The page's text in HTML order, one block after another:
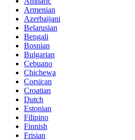
Armenian
Azerbaijani
Belarusian
Bengali
Bosnian
Bulgarian
Cebuano
Chichewa
Corsican
Croatian
Dutch
Estonian
Filipino
Finnish
Frisian